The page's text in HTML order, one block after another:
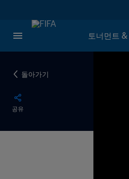
토너먼트 &
돌아가기
공유